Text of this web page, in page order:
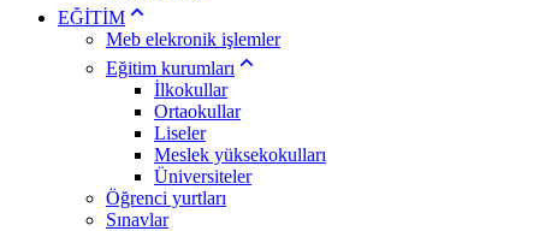
EĞİTİM
Meb elekronik işlemler
Eğitim kurumları
İlkokullar
Ortaokullar
Liseler
Meslek yüksekokulları
Üniversiteler
Öğrenci yurtları
Sınavlar